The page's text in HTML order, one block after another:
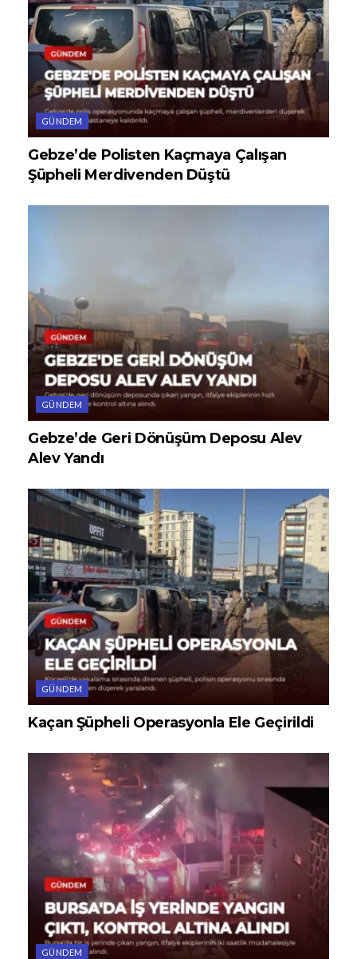
GÜNDEM
Gebze’de Polisten Kaçmaya Çalışan
Şüpheli Merdivenden Düştü
GÜNDEM
Gebze’de Geri Dönüşüm Deposu Alev
Alev Yandı
GÜNDEM
Kaçan Şüpheli Operasyonla Ele Geçirildi
GÜNDEM